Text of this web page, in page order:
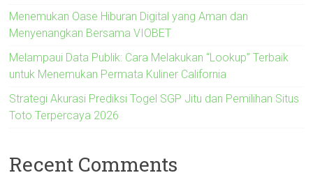
Menemukan Oase Hiburan Digital yang Aman dan
Menyenangkan Bersama VIOBET
Melampaui Data Publik: Cara Melakukan “Lookup” Terbaik
untuk Menemukan Permata Kuliner California
Strategi Akurasi Prediksi Togel SGP Jitu dan Pemilihan Situs
Toto Terpercaya 2026
Recent Comments